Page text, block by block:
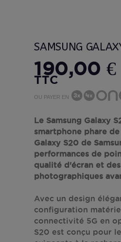
SAMSUNG
190,00 €
TTC
OU PAYER EN
Le Samsung Galaxy
smartphone phare
Galaxy S20 de
performances de
qualité d'écran et
photographiques
Avec un design
configuration
connectivité 5G en
S20 est conçu pour